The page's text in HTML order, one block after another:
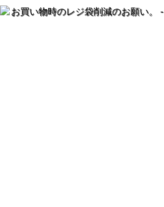
お買い物時のレジ袋削減のお願い。 -